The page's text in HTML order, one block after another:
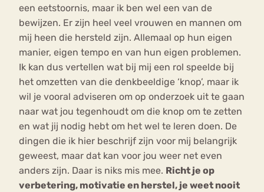
een eetstoornis, maar ik ben wel een van de
bewijzen. Er zijn heel veel vrouwen en mannen om
mij heen die hersteld zijn. Allemaal op hun eigen
manier, eigen tempo en van hun eigen problemen.
Ik kan dus vertellen wat bij mij een rol speelde bij
het omzetten van die denkbeeldige ‘knop’, maar ik
wil je vooral adviseren om op onderzoek uit te gaan
naar wat jou tegenhoudt om die knop om te zetten
en wat jij nodig hebt om het wel te leren doen. De
dingen die ik hier beschrijf zijn voor mij belangrijk
geweest, maar dat kan voor jou weer net even
anders zijn. Daar is niks mis mee. Richt je op
verbetering, motivatie en herstel, je weet nooit